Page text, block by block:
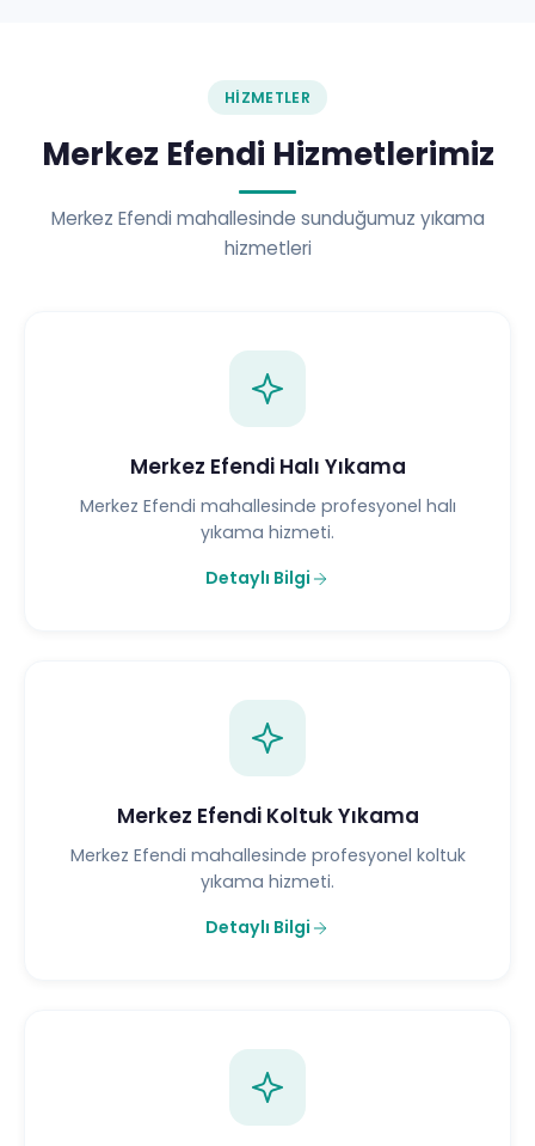
HIZMETLER
Merkez Efendi Hizmetlerimiz
Merkez Efendi mahallesinde sunduğumuz yıkama
hizmetleri
Merkez Efendi Halı Yıkama
Merkez Efendi mahallesinde profesyonel halı
yıkama hizmeti.
Detaylı Bilgi
Merkez Efendi Koltuk Yıkama
Merkez Efendi mahallesinde profesyonel koltuk
yıkama hizmeti.
Detaylı Bilgi